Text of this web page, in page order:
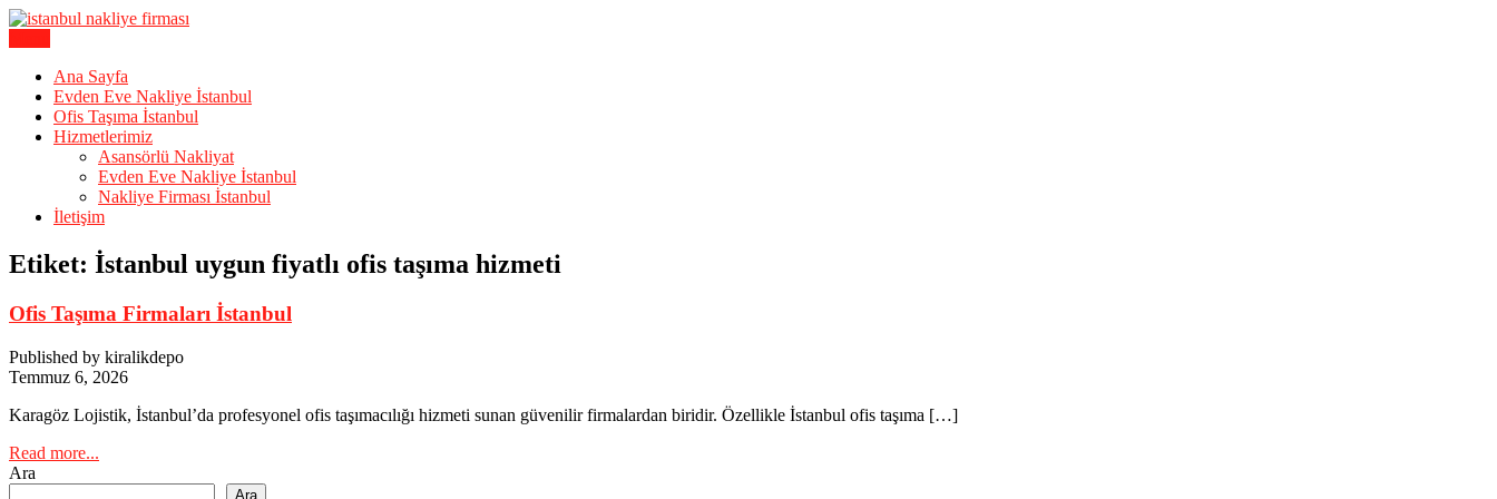
Skip
İstanbul Evden Eve Nakliye | İstanbul Nakliyat
Ana Sayfa
Evden Eve Nakliye İstanbul
Ofis Taşıma İstanbul
Hizmetlerimiz
Asansörlü Nakliyat
Evden Eve Nakliye İstanbul
Nakliye Firması İstanbul
İletişim
Etiket: İstanbul uygun fiyatlı ofis taşıma hizmeti
Ofis Taşıma Firmaları İstanbul
Published by kiralikdepo
Temmuz 6, 2026
Karagöz Lojistik, İstanbul’da profesyonel ofis taşımacılığı hizmeti sunan güvenilir firmalardan biridir. Özellikle İstanbul ofis taşıma […]
Read more...
Ara
Ara